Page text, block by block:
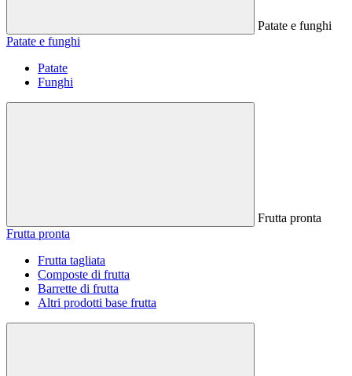
Patate e funghi
Patate e funghi
Patate
Funghi
Frutta pronta
Frutta pronta
Frutta tagliata
Composte di frutta
Barrette di frutta
Altri prodotti base frutta